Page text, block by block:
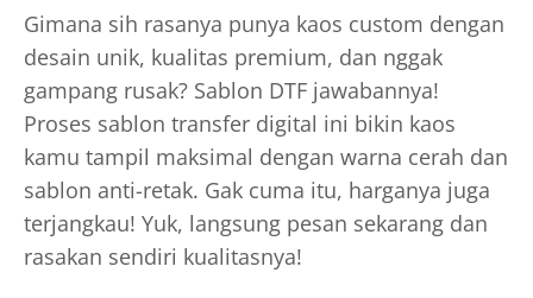
Gimana sih rasanya punya kaos custom dengan
desain unik, kualitas premium, dan nggak
gampang rusak? Sablon DTF jawabannya!
Proses sablon transfer digital ini bikin kaos
kamu tampil maksimal dengan warna cerah dan
sablon anti-retak. Gak cuma itu, harganya juga
terjangkau! Yuk, langsung pesan sekarang dan
rasakan sendiri kualitasnya!